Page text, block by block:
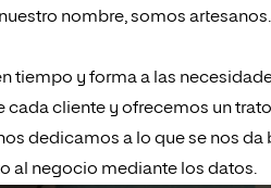
nombre, somos
tiempo y forma a las
cada cliente y ofrecemos un
dedicamos a lo que se nos da
al negocio mediante los datos.